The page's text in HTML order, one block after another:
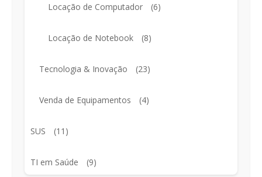
Locação de Computador (6)
Locação de Notebook (8)
Tecnologia & Inovação (23)
Venda de Equipamentos (4)
SUS (11)
TI em Saúde (9)